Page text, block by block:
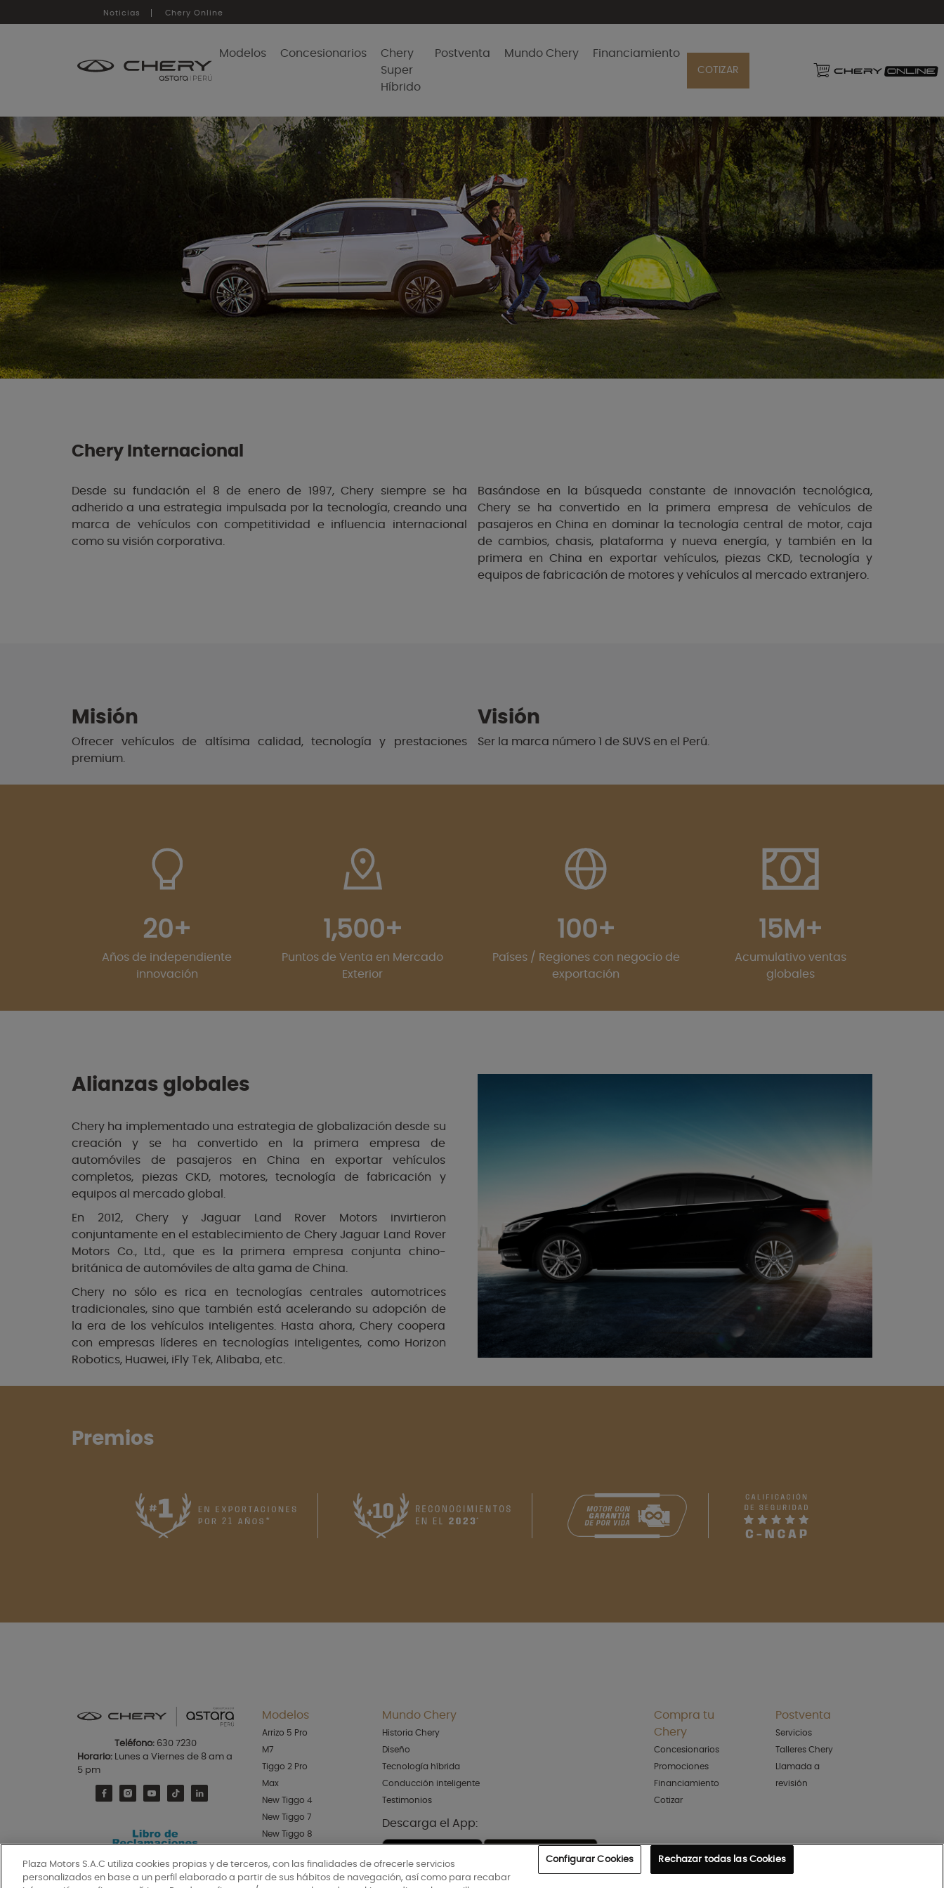
Noticias Chery Online
Modelos Concesionarios
Chery
Super
Híbrido
Postventa Mundo Chery Financiamiento
COTIZAR
Chery Internacional
Desde su fundación el 8 de enero de 1997, Chery siempre se ha
adherido a una estrategia impulsada por la tecnología, creando una
marca de vehículos con competitividad e influencia internacional
como su visión corporativa.
Basándose en la búsqueda constante de innovación tecnológica,
Chery se ha convertido en la primera empresa de vehículos de
pasajeros en China en dominar la tecnología central de motor, caja
de cambios, chasis, plataforma y nueva energía, y también en la
primera en China en exportar vehículos, piezas CKD, tecnología y
equipos de fabricación de motores y vehículos al mercado extranjero.
Misión
Ofrecer vehículos de altísima calidad, tecnología y prestaciones
premium.
Visión
Ser la marca número 1 de SUVS en el Perú.
20+
Años de independiente
innovación
1,500+
Puntos de Venta en Mercado
Exterior
100+
Países / Regiones con negocio de
exportación
15M+
Acumulativo ventas
globales
Alianzas globales
Chery ha implementado una estrategia de globalización desde su
creación y se ha convertido en la primera empresa de
automóviles de pasajeros en China en exportar vehículos
completos, piezas CKD, motores, tecnología de fabricación y
equipos al mercado global.
En 2012, Chery y Jaguar Land Rover Motors invirtieron
conjuntamente en el establecimiento de Chery Jaguar Land Rover
Motors Co., Ltd., que es la primera empresa conjunta chino-
británica de automóviles de alta gama de China.
Chery no sólo es rica en tecnologías centrales automotrices
tradicionales, sino que también está acelerando su adopción de
la era de los vehículos inteligentes. Hasta ahora, Chery coopera
con empresas líderes en tecnologías inteligentes, como Horizon
Robotics, Huawei, iFly Tek, Alibaba, etc.
Premios
Teléfono:630 7230
Horario:Lunes a Viernes de 8 am a
5 pm
Modelos
Arrizo 5 Pro
M7
Tiggo 2 Pro
Max
New Tiggo 4
New Tiggo 7
New Tiggo 8
Himla
Mundo Chery
Historia Chery
Diseño
Tecnología híbrida
Conducción inteligente
Testimonios
Descarga el App:
Compra tu
Chery
Concesionarios
Promociones
Financiamiento
Cotizar
Postventa
Servicios
Talleres Chery
Llamada a
revisión
Plaza Motors S.A.C utiliza cookies propias y de terceros, con las finalidades de ofrecerle servicios
personalizados en base a un perfil elaborado a partir de sus hábitos de navegación, así como para recabar
Configurar Cookies Rechazar todas las Cookies